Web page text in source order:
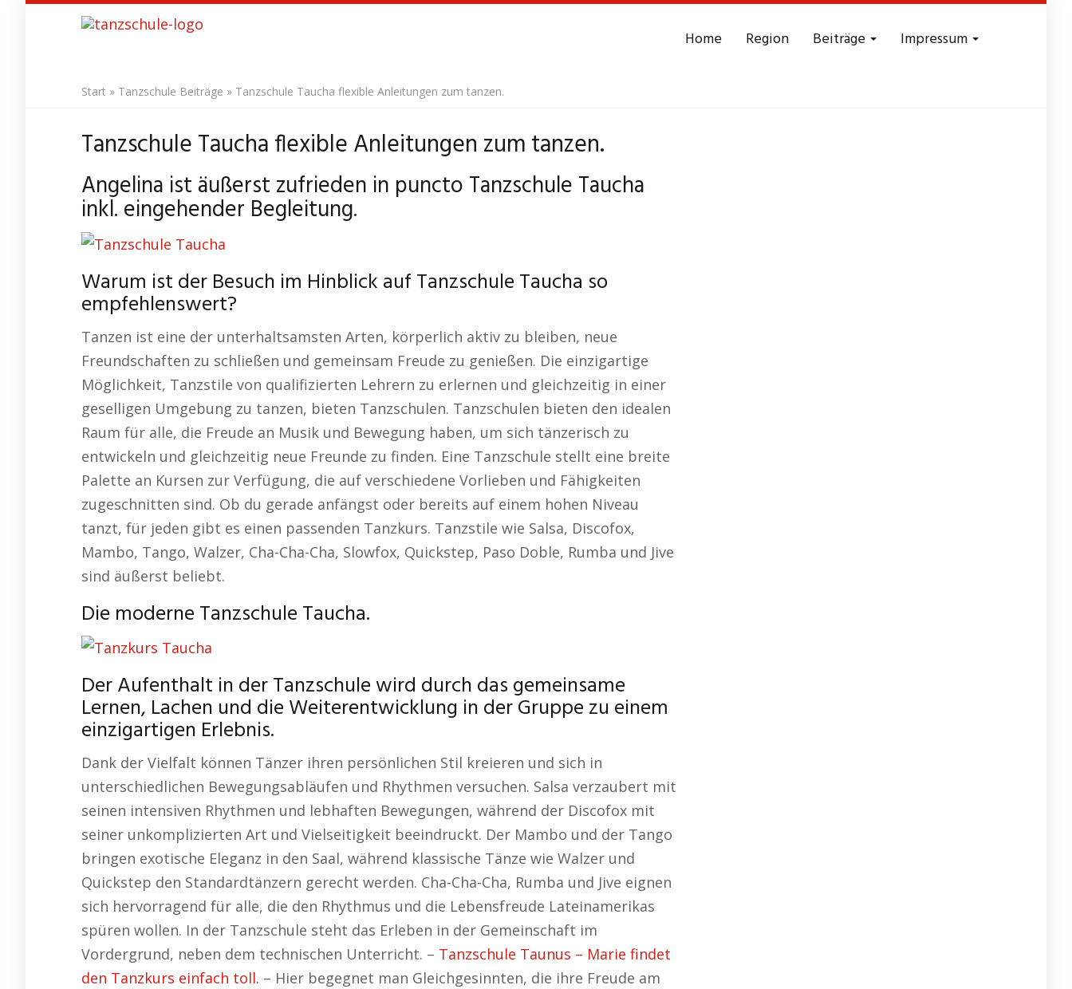
Home Region Beiträge Impressum
Start » Tanzschule Beiträge » Tanzschule Taucha flexible Anleitungen zum tanzen.
Tanzschule Taucha flexible Anleitungen zum tanzen.
Angelina ist äußerst zufrieden in puncto Tanzschule Taucha
inkl. eingehender Begleitung.
Warum ist der Besuch im Hinblick auf Tanzschule Taucha so
empfehlenswert?
Tanzen ist eine der unterhaltsamsten Arten, körperlich aktiv zu bleiben, neue
Freundschaften zu schließen und gemeinsam Freude zu genießen. Die einzigartige
Möglichkeit, Tanzstile von qualifizierten Lehrern zu erlernen und gleichzeitig in einer
geselligen Umgebung zu tanzen, bieten Tanzschulen. Tanzschulen bieten den idealen
Raum für alle, die Freude an Musik und Bewegung haben, um sich tänzerisch zu
entwickeln und gleichzeitig neue Freunde zu finden. Eine Tanzschule stellt eine breite
Palette an Kursen zur Verfügung, die auf verschiedene Vorlieben und Fähigkeiten
zugeschnitten sind. Ob du gerade anfängst oder bereits auf einem hohen Niveau
tanzt, für jeden gibt es einen passenden Tanzkurs. Tanzstile wie Salsa, Discofox,
Mambo, Tango, Walzer, Cha-Cha-Cha, Slowfox, Quickstep, Paso Doble, Rumba und Jive
sind äußerst beliebt.
Die moderne Tanzschule Taucha.
Der Aufenthalt in der Tanzschule wird durch das gemeinsame
Lernen, Lachen und die Weiterentwicklung in der Gruppe zu einem
einzigartigen Erlebnis.
Dank der Vielfalt können Tänzer ihren persönlichen Stil kreieren und sich in
unterschiedlichen Bewegungsabläufen und Rhythmen versuchen. Salsa verzaubert mit
seinen intensiven Rhythmen und lebhaften Bewegungen, während der Discofox mit
seiner unkomplizierten Art und Vielseitigkeit beeindruckt. Der Mambo und der Tango
bringen exotische Eleganz in den Saal, während klassische Tänze wie Walzer und
Quickstep den Standardtänzern gerecht werden. Cha-Cha-Cha, Rumba und Jive eignen
sich hervorragend für alle, die den Rhythmus und die Lebensfreude Lateinamerikas
spüren wollen. In der Tanzschule steht das Erleben in der Gemeinschaft im
Vordergrund, neben dem technischen Unterricht. – Tanzschule Taunus – Marie findet
den Tanzkurs einfach toll. – Hier begegnet man Gleichgesinnten, die ihre Freude am